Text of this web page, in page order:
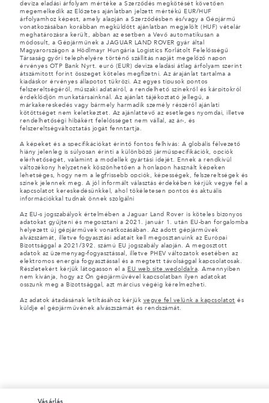
deviza eladási árfolyam mértéke a Szerződés megkötését követően
megemelkedik az Előzetes ajánlatban jelzett mértékű EUR/HUF
árfolyamhoz képest, amely alapján a Szerződésben és/vagy a Gépjármű
vonatkozásában korábban megküldött ajánlatban megjelölt (HUF) vételár
meghatározásra került, abban az esetben a Vevő automatikusan a
módosult, a Gépjárműnek a JAGUAR LAND ROVER gyár által
Magyarországon a Hödlmayr Hungária Logistics Korlátolt Felelősségű
Társaság győri telephelyére történő szállítás napját megelőző napon
érvényes OTP Bank Nyrt. euró (EUR) deviza eladási átlag árfolyam szerint
átszámított forint összeget köteles megfizetni. Az árajánlat tartalma a
kiadáskor érvényes állapotot tükrözi. Az egyes típusok pontos
felszereltségéről, műszaki adatairól, a rendelhető színekről és kárpitokról
érdeklődjön munkatársainknál. Az ajánlat tájékoztató jellegű, a
márkakereskedés vagy bármely harmadik személy részéről ajánlati
kötöttséget nem keletkeztet. Az ajánlattevő az esetleges nyomdai, illetve
rendelhetőségi hibákért felelősséget nem vállal, az ár-, és
felszereltségváltoztatás jogát fenntartja.
A képeket és a specifikációkat érintő fontos felhívás: A globális félvezető
hiány jelenleg is súlyosan érinti a különböző járműspecifikációk, opciók
elérhetőségét, valamint a modellek gyártási idejét. Ennek a rendkívül
változékony helyzetnek köszönhetően a honlapon használt képeken
lehetséges, hogy nem a legfrissebb opciók, képességek, felszereltségek és
színek jelennek meg. A jól informált választás érdekében kérjük vegye fel a
kapcsolatot kereskedésünkkel, ahol tökéletesen pontos és aktuális
információkkal tudnak önnek szolgálni
Az EU-s jogszabályok értelmében a Jaguar Land Rover is köteles bizonyos
adatokat gyűjteni és megosztani a 2021. január 1. után EU-ban forgalomba
helyezett új gépjárművek vonatkozásában. Az adott gépjárművek
alvázszámát, illetve fogyasztási adatait kell megosztanuink az Európai
Bizottsággal a 2021/392. számú EU jogszabály alapján. A megosztott
adatok az üzemenyag-fogyasztással, illetve PHEV változatok esetében az
elektromos energia fogyasztással és a megtett távolsággal kapcsolatosak.
Részletekért kérjük látogasson el a EU web site.wedoldalra. Amennyiben
nem kivánja, hogy az Ön gépjárművével kapcsolatban ilyen adatokat
osszunk meg a Bizottsággal, azt március végéig kérelmezheti.
Az adatok átadásának letiltásához kérjük vegye fel velünk a kapcsolatot és
küldje el gépjárművének alvászszámát és rendszámát.